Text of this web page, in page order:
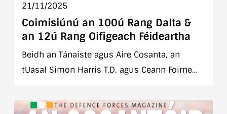
21/11/2025
Coimisiúnú an 100ú Rang Dalta &
an 12ú Rang Oifigeach Féideartha
Beidh an Tánaiste agus Aire Cosanta, an
tUasal Simon Harris T.D. agus Ceann Foirne
Seán Clancy, i láthair ag Searmanas